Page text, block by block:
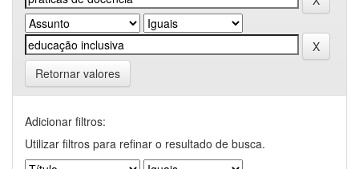
Retornar valores
Adicionar filtros:
Utilizar filtros para refinar o resultado de busca.